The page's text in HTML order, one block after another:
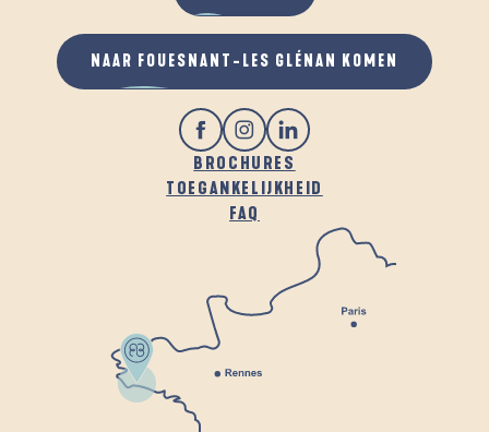
BROCHURES
TOEGANKELIJKHEID
FAQ
NAAR FOUESNANT-LES GLÉNAN KOMEN